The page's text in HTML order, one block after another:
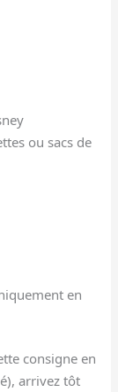
ou sacs de
en
consigne en
arrivez tôt